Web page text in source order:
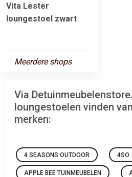
Vita Lester
loungestoel zwart
Meerdere shops
Via
loungestoelen vinden
merken:
4 SEASONS OUTDOOR 4SO
APPLE BEE TUINMEUBELEN